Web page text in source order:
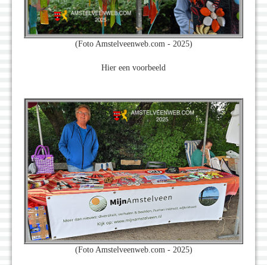
(Foto Amstelveenweb.com - 2025)
Hier een voorbeeld
(Foto Amstelveenweb.com - 2025)